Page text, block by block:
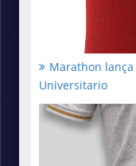
Marathon
Universitario